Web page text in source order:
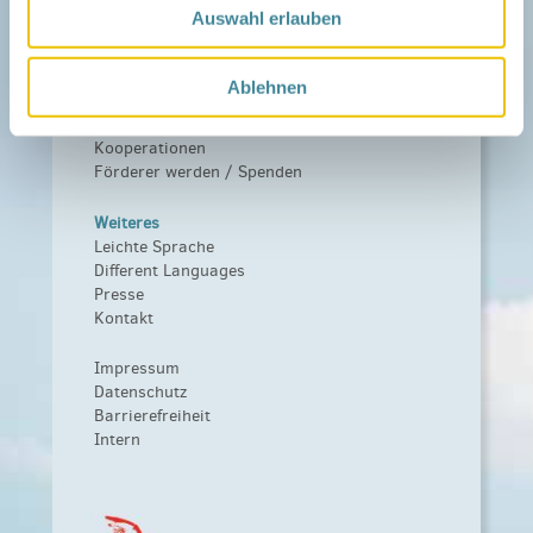
Auswahl erlauben
Ablehnen
Leitbild
Träger und Förderer
Kooperationen
Förderer werden / Spenden
Weiteres
Leichte Sprache
Different Languages
Presse
Kontakt
Impressum
Datenschutz
Barrierefreiheit
Intern